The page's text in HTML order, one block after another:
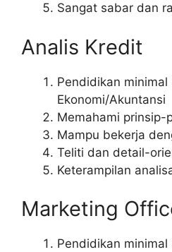
Sangat sabar dan
Analis Kredit
Pendidikan minimal
Ekonomi/Akuntansi
Memahami prinsip-
Mampu bekerja
Teliti dan detail-
Keterampilan
Marketing
Pendidikan minimal